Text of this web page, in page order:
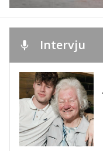
Intervju